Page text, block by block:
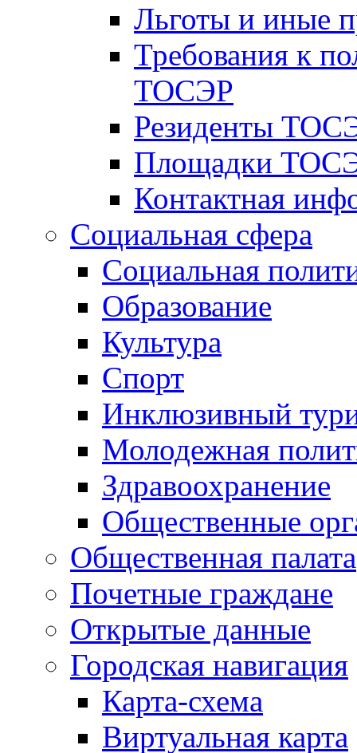
Льготы и иные
Требования к
ТОСЭР
Резиденты
Площадки
Контактная
Социальная сфера
Социальная
Образование
Культура
Спорт
Инклюзивный
Молодежная
Здравоохранение
Общественные
Общественная палата
Почетные граждане
Открытые данные
Городская навигация
Карта-схема
Виртуальная карта